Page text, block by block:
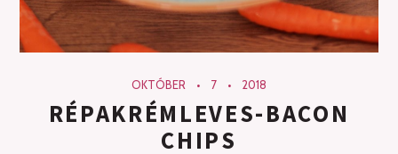
OKTÓBER 7 2018
RÉPAKRÉMLEVES-BACON
CHIPS